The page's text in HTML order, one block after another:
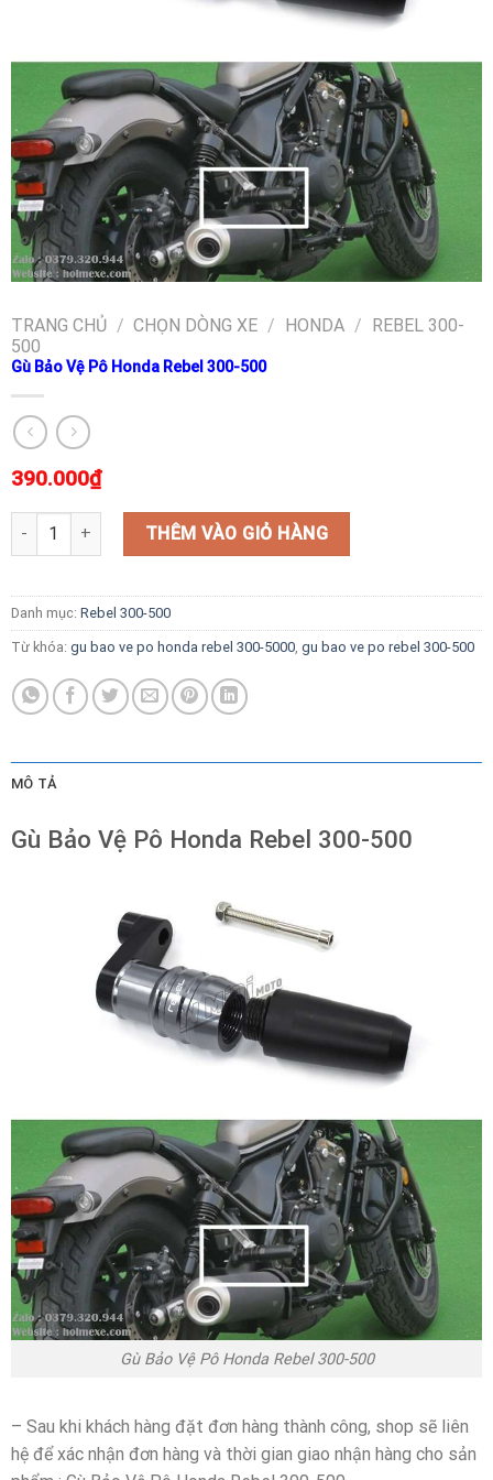
TRANG CHỦ / CHỌN DÒNG XE / HONDA / REBEL 300-
500
Gù Bảo Vệ Pô Honda Rebel 300-500
390.000₫
Gù Bảo Vệ Pô Honda Rebel 300-500 số lượng
THÊM VÀO GIỎ HÀNG
Danh mục: Rebel 300-500
Từ khóa: gu bao ve po honda rebel 300-5000, gu bao ve po rebel 300-500
MÔ TẢ
Gù Bảo Vệ Pô Honda Rebel 300-500
Gù Bảo Vệ Pô Honda Rebel 300-500
– Sau khi khách hàng đặt đơn hàng thành công, shop sẽ liên
hệ để xác nhận đơn hàng và thời gian giao nhận hàng cho sản